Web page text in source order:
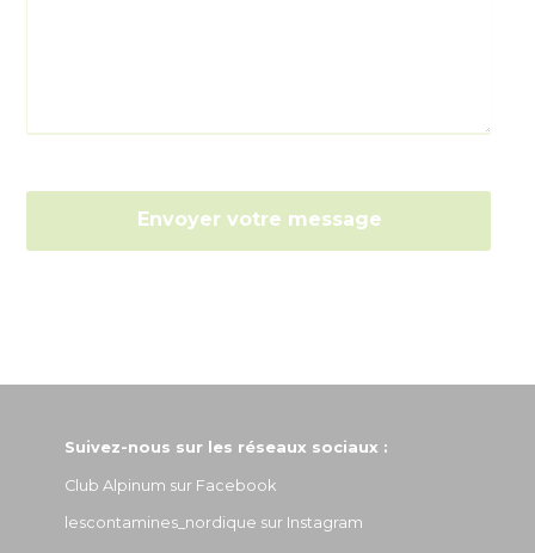
Suivez-nous sur les réseaux sociaux :
Club Alpinum sur Facebook
lescontamines_nordique sur Instagram